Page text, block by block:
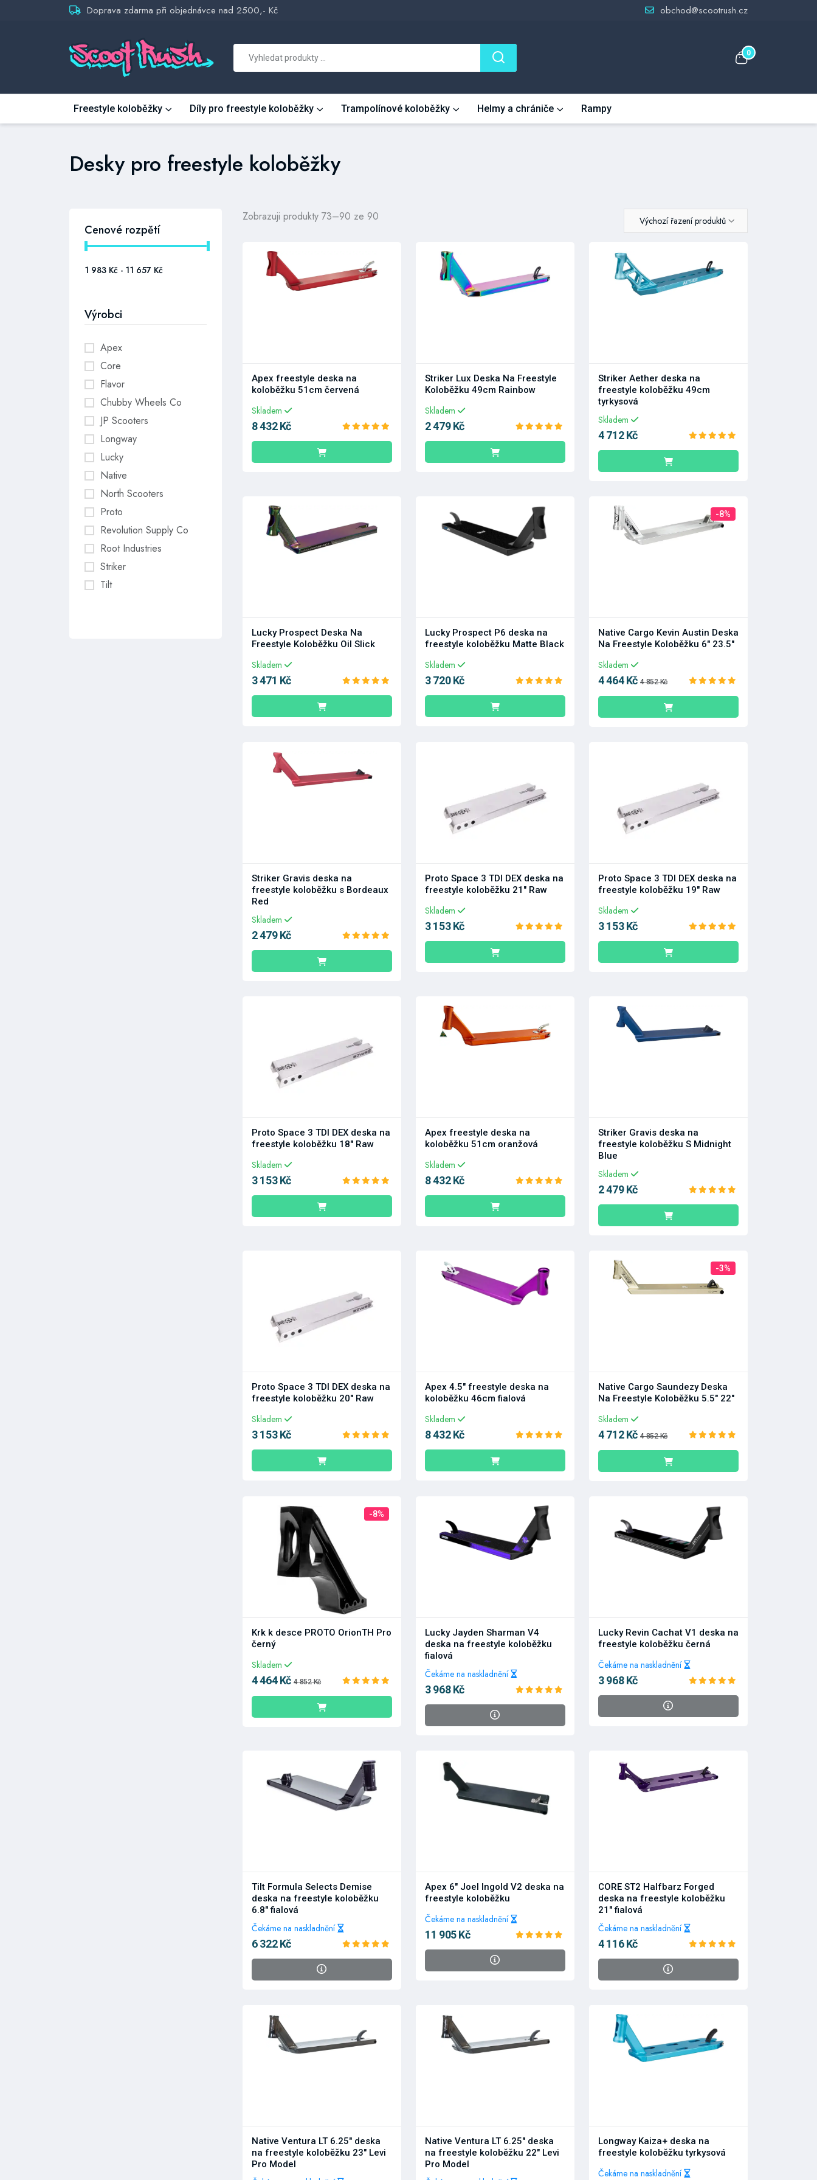
Doprava zdarma při objednávce nad 2500,- Kč obchod@scootrush.cz
0
Freestyle koloběžky Díly pro freestyle koloběžky Trampolínové koloběžky Helmy a chrániče Rampy
Desky pro freestyle koloběžky
Zobrazuji produkty 73–90 ze 90 Výchozí řazení produktů
Apex freestyle deska na
koloběžku 51cm červená
Skladem
8 432 Kč
Striker Lux Deska Na Freestyle
Koloběžku 49cm Rainbow
Skladem
2 479 Kč
Striker Aether deska na
freestyle koloběžku 49cm
tyrkysová
Skladem
4 712 Kč
Lucky Prospect Deska Na
Freestyle Koloběžku Oil Slick
Skladem
3 471 Kč
Lucky Prospect P6 deska na
freestyle koloběžku Matte Black
Skladem
3 720 Kč
-8%
Native Cargo Kevin Austin Deska
Na Freestyle Koloběžku 6" 23.5"
Skladem
4 464 Kč 4 852 Kč
Striker Gravis deska na
freestyle koloběžku s Bordeaux
Red
Skladem
2 479 Kč
Proto Space 3 TDI DEX deska na
freestyle koloběžku 21" Raw
Skladem
3 153 Kč
Proto Space 3 TDI DEX deska na
freestyle koloběžku 19" Raw
Skladem
3 153 Kč
Proto Space 3 TDI DEX deska na
freestyle koloběžku 18" Raw
Skladem
3 153 Kč
Apex freestyle deska na
koloběžku 51cm oranžová
Skladem
8 432 Kč
Striker Gravis deska na
freestyle koloběžku S Midnight
Blue
Skladem
2 479 Kč
Proto Space 3 TDI DEX deska na
freestyle koloběžku 20" Raw
Skladem
3 153 Kč
Apex 4.5" freestyle deska na
koloběžku 46cm fialová
Skladem
8 432 Kč
-3%
Native Cargo Saundezy Deska
Na Freestyle Koloběžku 5.5" 22"
Skladem
4 712 Kč 4 852 Kč
-8%
Krk k desce PROTO OrionTH Pro
černý
Skladem
4 464 Kč 4 852 Kč
Lucky Jayden Sharman V4
deska na freestyle koloběžku
fialová
Čekáme na naskladnění
3 968 Kč
Lucky Revin Cachat V1 deska na
freestyle koloběžku černá
Čekáme na naskladnění
3 968 Kč
Tilt Formula Selects Demise
deska na freestyle koloběžku
6.8" fialová
Čekáme na naskladnění
6 322 Kč
Apex 6" Joel Ingold V2 deska na
freestyle koloběžku
Čekáme na naskladnění
11 905 Kč
CORE ST2 Halfbarz Forged
deska na freestyle koloběžku
21" fialová
Čekáme na naskladnění
4 116 Kč
Native Ventura LT 6.25" deska
na freestyle koloběžku 23" Levi
Pro Model
Native Ventura LT 6.25" deska
na freestyle koloběžku 22" Levi
Pro Model
Longway Kaiza+ deska na
freestyle koloběžku tyrkysová
Čekáme na naskladnění
Cenové rozpětí
Výrobci
Apex
Core
Flavor
Chubby Wheels Co
JP Scooters
Longway
Lucky
Native
North Scooters
Proto
Revolution Supply Co
Root Industries
Striker
Tilt